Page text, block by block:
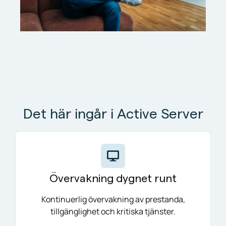
Det här ingår i Active Server
Övervakning dygnet runt
Kontinuerlig övervakning av prestanda,
tillgänglighet och kritiska tjänster.